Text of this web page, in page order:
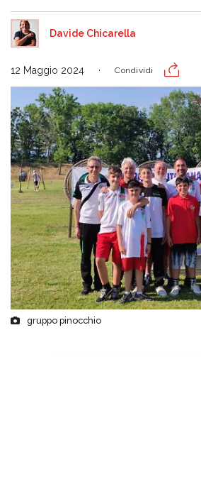
Davide Chicarella
12 Maggio 2024 Condividi
gruppo pinocchio